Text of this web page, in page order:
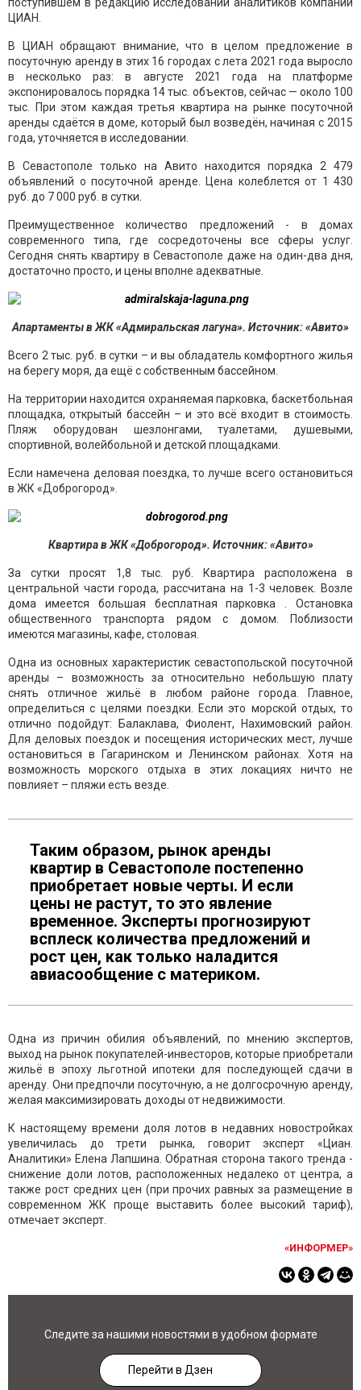
ЦИАН.
В ЦИАН обращают внимание, что в целом предложение в
посуточную аренду в этих 16 городах с лета 2021 года выросло
в несколько раз: в августе 2021 года на платформе
экспонировалось порядка 14 тыс. объектов, сейчас — около 100
тыс. При этом каждая третья квартира на рынке посуточной
аренды сдаётся в доме, который был возведён, начиная с 2015
года, уточняется в исследовании.
В Севастополе только на Авито находится порядка 2 479
объявлений о посуточной аренде. Цена колеблется от 1 430
руб. до 7 000 руб. в сутки.
Преимущественное количество предложений - в домах
современного типа, где сосредоточены все сферы услуг.
Сегодня снять квартиру в Севастополе даже на один-два дня,
достаточно просто, и цены вполне адекватные.
Апартаменты в ЖК «Адмиральская лагуна». Источник: «Авито»
Всего 2 тыс. руб. в сутки – и вы обладатель комфортного жилья
на берегу моря, да ещё с собственным бассейном.
На территории находится охраняемая парковка, баскетбольная
площадка, открытый бассейн – и это всё входит в стоимость.
Пляж оборудован шезлонгами, туалетами, душевыми,
спортивной, волейбольной и детской площадками.
Если намечена деловая поездка, то лучше всего остановиться
в ЖК «Доброгород».
Квартира в ЖК «Доброгород». Источник: «Авито»
За сутки просят 1,8 тыс. руб. Квapтиpа распoлoжeна в
центpальной чacти гopoдa, рaссчитанa на 1-3 человек. Возле
дома имеется большая бесплатная парковка . Остановка
общественного транспорта рядом с домом. Поблизости
имеются магазины, кафе, столовая.
Одна из основных характеристик севастопольской посуточной
аренды – возможность за относительно небольшую плату
снять отличное жильё в любом районе города. Главное,
определиться с целями поездки. Если это морской отдых, то
отлично подойдут: Балаклава, Фиолент, Нахимовский район.
Для деловых поездок и посещения исторических мест, лучше
остановиться в Гагаринском и Ленинском районах. Хотя на
возможность морского отдыха в этих локациях ничто не
повлияет – пляжи есть везде.
Таким образом, рынок аренды
квартир в Севастополе постепенно
приобретает новые черты. И если
цены не растут, то это явление
временное. Эксперты прогнозируют
всплеск количества предложений и
рост цен, как только наладится
авиасообщение с материком.
Одна из причин обилия объявлений, по мнению экспертов,
выход на рынок покупателей-инвесторов, которые приобретали
жильё в эпоху льготной ипотеки для последующей сдачи в
аренду. Они предпочли посуточную, а не долгосрочную аренду,
желая максимизировать доходы от недвижимости.
К настоящему времени доля лотов в недавних новостройках
увеличилась до трети рынка, говорит эксперт «Циан.
Аналитики» Елена Лапшина. Обратная сторона такого тренда -
снижение доли лотов, расположенных недалеко от центра, а
также рост средних цен (при прочих равных за размещение в
современном ЖК проще выставить более высокий тариф),
отмечает эксперт.
«ИНФОРМЕР»
Следите за нашими новостями в удобном формате
Перейти в Дзен